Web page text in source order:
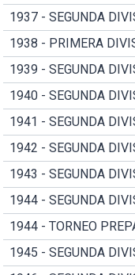
1937 - SEGUNDA
1938 - PRIMERA
1939 - SEGUNDA
1940 - SEGUNDA
1941 - SEGUNDA
1942 - SEGUNDA
1943 - SEGUNDA
1944 - SEGUNDA
1944 - TORNEO
1945 - SEGUNDA